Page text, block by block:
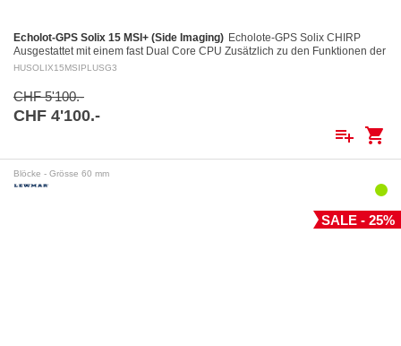
Echolot-GPS Solix 15 MSI+ (Side Imaging) Echolote-GPS Solix CHIRP
Ausgestattet mit einem fast Dual Core CPU Zusätzlich zu den Funktionen der
Helix Geräte, einschliesslich des…
HUSOLIX15MSIPLUSG3
CHF 5'100.-
CHF 4'100.-
playlist_add shopping_cart
Blöcke - Grösse 60 mm
SALE - 25%